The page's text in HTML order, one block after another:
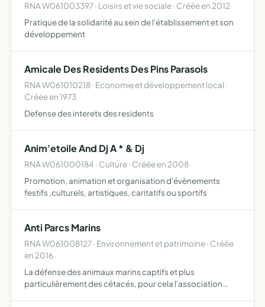
RNA W061003397 · Loisirs et vie sociale · Créée en 2012
Pratique de la solidarité au sein de l'établissement et son
développement
Amicale Des Residents Des Pins Parasols
RNA W061010218 · Economie et développement local ·
Créée en 1973
Defense des interets des residents
Anim'etoile And Dj A * & Dj
RNA W061000184 · Culture · Créée en 2008
Promotion, animation et organisation d'évènements
festifs ,culturels, artistiques, caritatifs ou sportifs
Anti Parcs Marins
RNA W061008127 · Environnement et patrimoine · Créée
en 2016
La défense des animaux marins captifs et plus
particulièrement des cétacés, pour cela l'association